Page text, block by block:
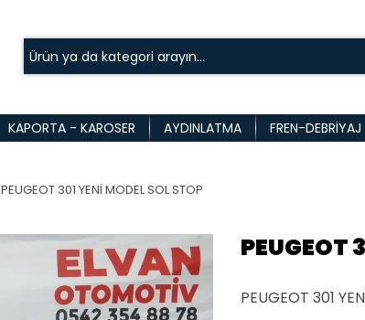
KAPORTA - KAROSER AYDINLATMA FREN-DEBRIYAJ
PEUGEOT 301 YENİ MODEL SOL STOP
PEUGEOT
PEUGEOT 301